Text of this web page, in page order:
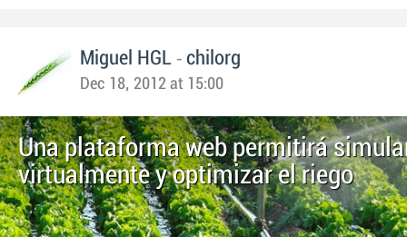
Miguel HGL - chilorg
Dec 18, 2012 at 15:00
Una plataforma web permitirá
virtualmente y optimizar el riego